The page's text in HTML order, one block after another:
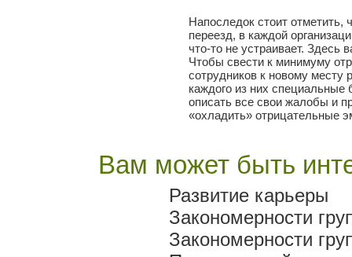
Напоследок стоит отметить,
переезд, в каждой
что-то не устраивает. Здесь
Чтобы свести к минимуму
сотрудников к новому месту
каждого из них
описать все свои жалобы и
«охладить» отрицательные
Вам может быть
Развитие карьеры
Закономерности
Закономерности